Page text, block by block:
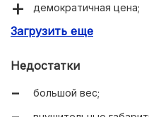
демократичная цена;
удобное управление.
Загрузить еще
Недостатки
большой вес;